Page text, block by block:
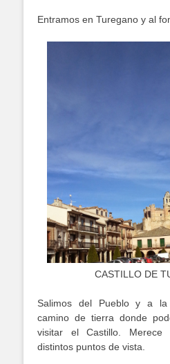
Entramos en Turegano y al
CASTILLO DE
Salimos del Pueblo y a la
camino de tierra donde
visitar el Castillo.
distintos puntos de vista.